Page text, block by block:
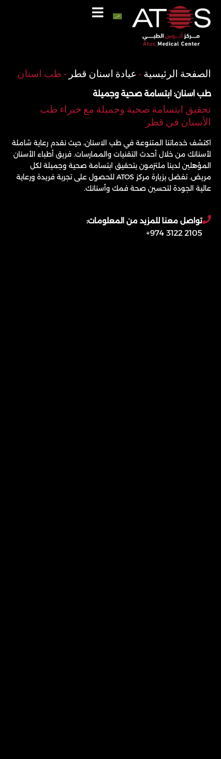
المحتوى
الصفحة الرئيسية- عيادة اسنان قطر-طب اسنان
طب اسنان: ابتسامة صحية وجميلة
تحقيق ابتسامة صحية وجميلة مع خبراء طب
الأسنان في قطر
اكتشف خدماتنا المتنوعة في طب الاسنان، حيث نقدم رعاية شاملة
لأسنانك من خلال أحدث التقنيات والممارسات. فريق أطباء الأسنان
المؤهلين لدينا ملتزمون بتحقيق ابتسامة صحية وجميلة لكل
مريض. تفضل بزيارة مركز ATOS للحصول على تجربة فريدة ورعاية
عالية الجودة لتحسين صحة فمك وأسنانك.
تواصل معنا للمزيد من المعلومات:
2105 3122 974+